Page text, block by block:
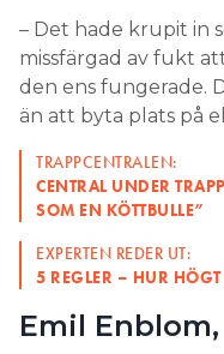
– Kravet på 0,7
inom exempelvis en
trångt från
man ha mer
– Det hade krupit in
missfärgad av fukt
den ens fungerade.
än att byta plats på
TRAPPCENTRALEN:
CENTRAL UNDER
SOM EN KÖTTBULLE”
EXPERTEN REDER UT:
5 REGLER – HUR
Emil